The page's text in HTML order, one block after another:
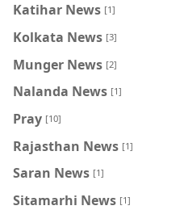
Katihar News [1]
Kolkata News [3]
Munger News [2]
Nalanda News [1]
Pray [10]
Rajasthan News [1]
Saran News [1]
Sitamarhi News [1]